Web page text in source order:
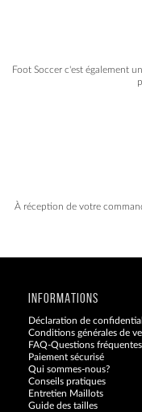
Foot Soccer c'est également
À réception de votre
INFORMATIONS
Déclaration de
Conditions générales de
FAQ-Questions fréquentes
Paiement sécurisé
Qui sommes-nous?
Conseils pratiques
Entretien Maillots
Guide des tailles